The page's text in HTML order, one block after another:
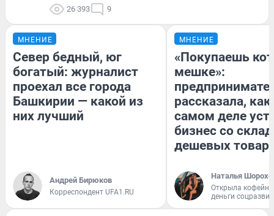
26 393 9
МНЕНИЕ
Север бедный, юг
богатый: журналист
проехал все города
Башкирии — какой из
них лучший
Андрей Бирюков
Корреспондент UFA1.RU
МНЕНИЕ
«Покупаешь
мешке»:
рассказала, как
самом деле
бизнес со
дешевых
Наталья
Открыла
деньги